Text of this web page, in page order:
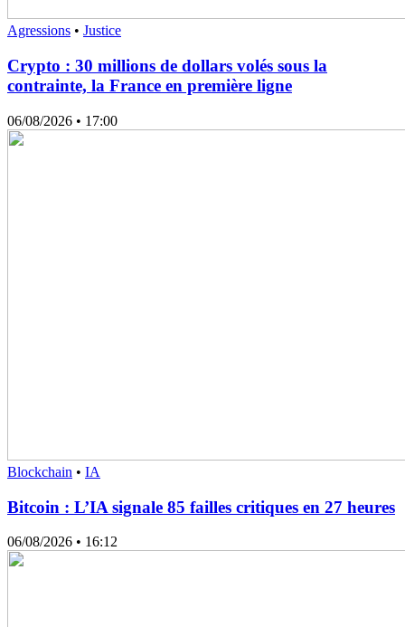
Agressions • Justice
Crypto : 30 millions de dollars volés sous la
contrainte, la France en première ligne
06/08/2026 • 17:00
Blockchain • IA
Bitcoin : L’IA signale 85 failles critiques en 27 heures
06/08/2026 • 16:12